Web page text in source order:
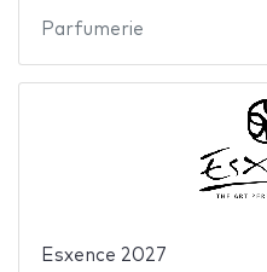
Parfumerie
Esxence 2027